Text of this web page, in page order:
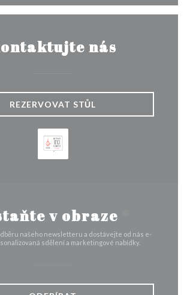
nás
REZERVOVAT STŮL
v obraze
našeho newsletteru a dostávejte od nás e-
sdělení a marketingové nabídky.